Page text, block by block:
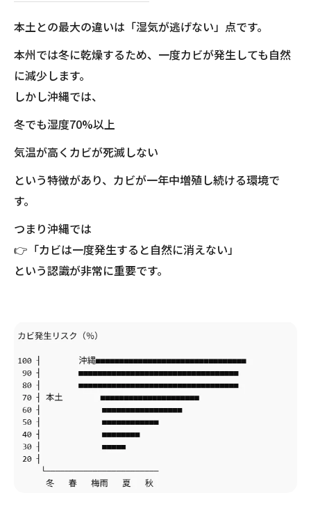
本土との最大の違いは「湿気が逃げない」点です。
本州では冬に乾燥するため、一度カビが発生しても自然
に減少します。
しかし沖縄では、
冬でも湿度70%以上
気温が高くカビが死滅しない
という特徴があり、カビが一年中増殖し続ける環境で
す。
つまり沖縄では
👉「カビは一度発生すると自然に消えない」
という認識が非常に重要です。